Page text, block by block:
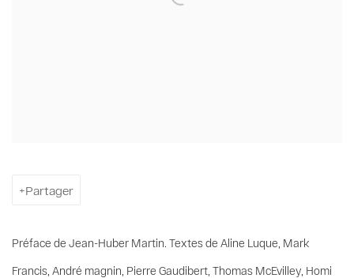
Partager
Préface de Jean-Huber Martin. Textes de Aline Luque, Mark
Francis, André magnin, Pierre Gaudibert, Thomas McEvilley, Homi